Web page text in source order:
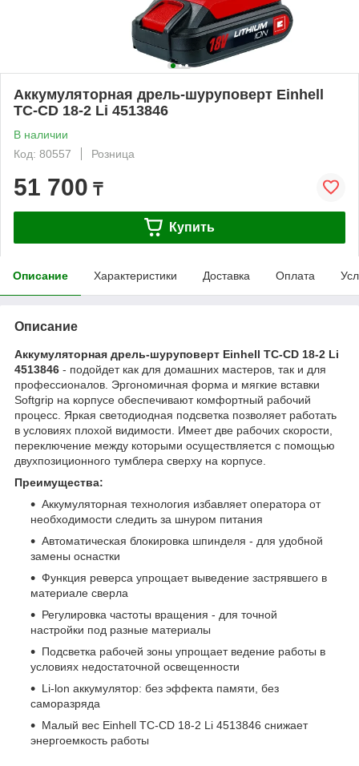
Аккумуляторная дрель-шуруповерт Einhell
TC-CD 18-2 Li 4513846
В наличии
Код: 80557
Розница
51 700 ₸
Купить
Описание Характеристики Доставка Оплата
Описание
Аккумуляторная дрель-шуруповерт Einhell TC-CD 18-2 Li
4513846 - подойдет как для домашних мастеров, так и для
профессионалов. Эргономичная форма и мягкие вставки
Softgrip на корпусе обеспечивают комфортный рабочий
процесс. Яркая светодиодная подсветка позволяет работать
в условиях плохой видимости. Имеет две рабочих скорости,
переключение между которыми осуществляется с помощью
двухпозиционного тумблера сверху на корпусе.
Преимущества:
Аккумуляторная технология избавляет оператора от
необходимости следить за шнуром питания
Автоматическая блокировка шпинделя - для удобной
замены оснастки
Функция реверса упрощает выведение застрявшего в
материале сверла
Регулировка частоты вращения - для точной
настройки под разные материалы
Подсветка рабочей зоны упрощает ведение работы в
условиях недостаточной освещенности
Li-lon аккумулятор: без эффекта памяти, без
саморазряда
Малый вес Einhell TC-CD 18-2 Li 4513846 снижает
энергоемкость работы